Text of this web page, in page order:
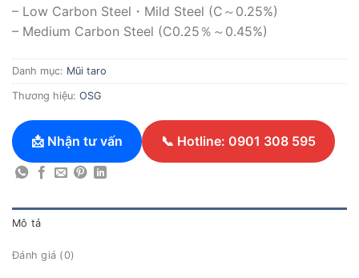
– Low Carbon Steel・Mild Steel (C～0.25%)
– Medium Carbon Steel (C0.25％～0.45%)
Danh mục: Mũi taro
Thương hiệu: OSG
📩 Nhận tư vấn 📞 Hotline: 0901 308 595
Mô tả
Đánh giá (0)